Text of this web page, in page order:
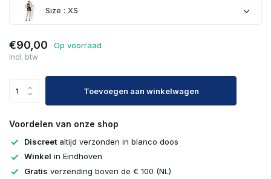
Size : XS
€90,00 Op voorraad
Incl. btw
Toevoegen aan winkelwagen
Voordelen van onze shop
Discreet altijd verzonden in blanco doos
Winkel in Eindhoven
Gratis verzending boven de € 100 (NL)